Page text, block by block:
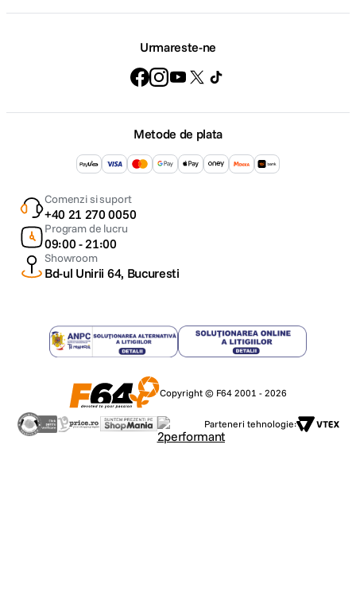
Urmareste-ne
Metode de plata
Comenzi si suport
+40 21 270 0050
Program de lucru
09:00 - 21:00
Showroom
Bd-ul Unirii 64, Bucuresti
Copyright © F64 2001 - 2026
Parteneri tehnologie: